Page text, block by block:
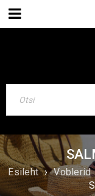
Esileht › Voblerid